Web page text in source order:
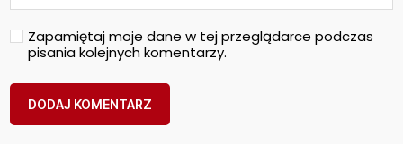
Zapamiętaj moje dane w tej przeglądarce podczas
pisania kolejnych komentarzy.